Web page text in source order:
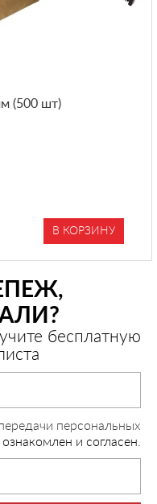
(500 шт)
В КОРЗИНУ
бесплатную
персональных
ознакомлен и согласен.